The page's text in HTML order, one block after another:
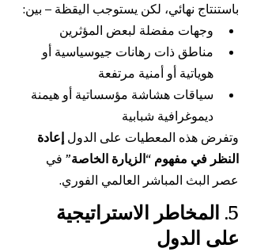
باستنتاج نهائي، لكن يستوجب اليقظة – بين:
وجهات مفضلة لبعض المؤثرين
مناطق ذات رهانات جيوسياسية أو
هوياتية أو أمنية مرتفعة
سياقات هشاشة مؤسساتية أو هيمنة
ديموغرافية شبابية
وتفرض هذه المعطيات على الدول إعادة
النظر في مفهوم “الزيارة الخاصة” في
عصر البث المباشر العالمي الفوري.
5. المخاطر الاستراتيجية
على الدول